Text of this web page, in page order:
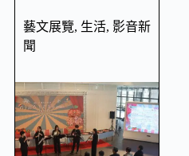
藝文展覽, 生活, 影音新
聞